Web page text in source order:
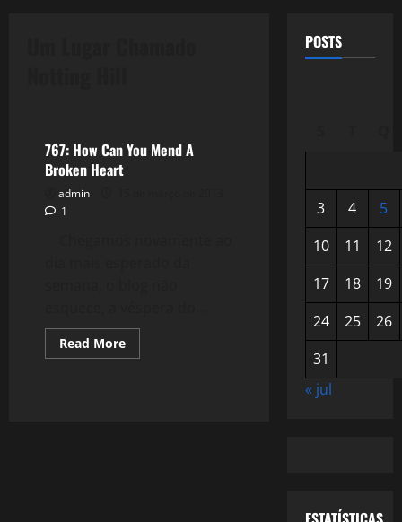
767: How Can You Mend A
Broken Heart
admin
1
Read MoreRead
more
POSTS
3 4
5
10
11
12
17
18
19
24
25
26
31
« jul